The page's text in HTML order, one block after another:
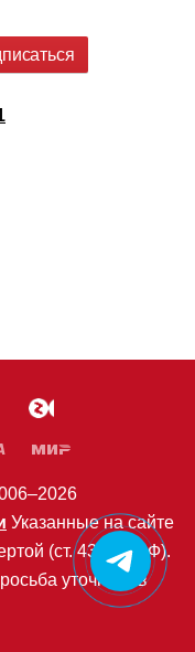
–2026
Указанные на сайте
(ст. 435 ГК РФ).
уточнять в